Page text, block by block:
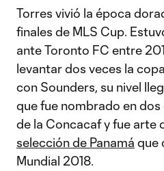
Torres vivió la época
finales de MLS Cup.
ante Toronto FC entre
levantar dos veces la
con Sounders, su nivel
que fue nombrado en dos
de la Concacaf y fue arte
selección de Panamá que
Mundial 2018.